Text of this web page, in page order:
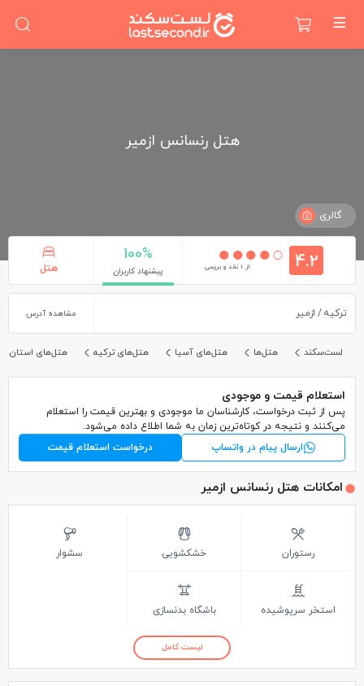
هتل رنسانس ازمیر
گالری
4.2 از 1 نقد و بررسی
100%
پیشنهاد کاربران هتل
ترکیه ازمیر مشاهده آدرس
لست‌سکند هتل‌ها هتل‌های آسیا هتل‌های ترکیه هتل‌های استان
استعلام قیمت و موجودی
پس از ثبت درخواست، کارشناسان ما موجودی و بهترین قیمت را استعلام
می‌کنند و نتیجه در کوتاه‌ترین زمان به شما اطلاع داده می‌شود.
ارسال پیام در واتساپ
درخواست استعلام قیمت
امکانات هتل رنسانس ازمیر
رستوران خشکشویی سشوار
استخر سرپوشیده باشگاه بدنسازی
لیست کامل